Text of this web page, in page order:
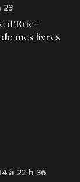
23
d'Eric-
mes livres
à 22 h 36